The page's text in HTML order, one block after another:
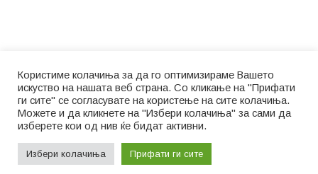
Користиме колачиња за да го оптимизираме Вашето
искуство на нашата веб страна. Со кликање на "Прифати
ги сите" се согласувате на користење на сите колачиња.
Можете и да кликнете на "Избери колачиња" за сами да
изберете кои од нив ќе бидат активни.
Избери колачиња Прифати ги сите